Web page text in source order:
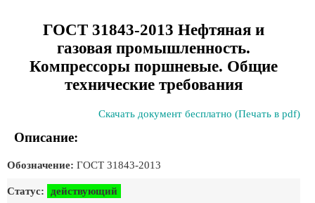
ГОСТ 31843-2013 Нефтяная и
газовая промышленность.
Компрессоры поршневые. Общие
технические требования
Скачать документ бесплатно (Печать в pdf)
Описание:
Обозначение: ГОСТ 31843-2013
Статус: действующий